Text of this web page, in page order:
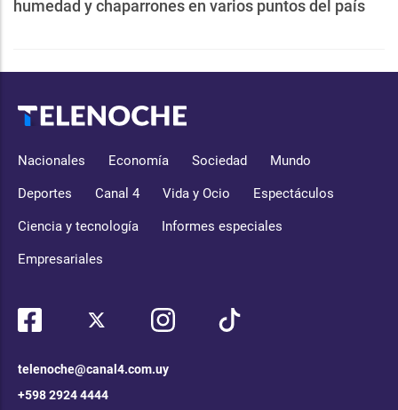
humedad y chaparrones en varios puntos del país
Nacionales Economía Sociedad Mundo
Deportes Canal 4 Vida y Ocio Espectáculos
Ciencia y tecnología Informes especiales
Empresariales
telenoche@canal4.com.uy
+598 2924 4444